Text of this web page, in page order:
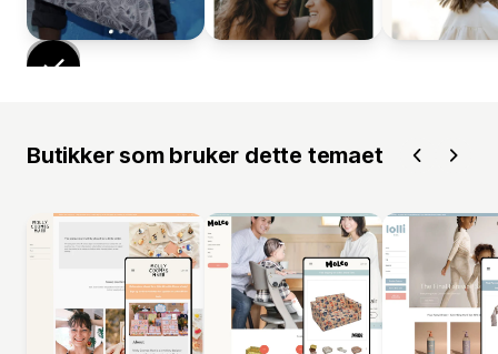
Butikker som bruker dette temaet